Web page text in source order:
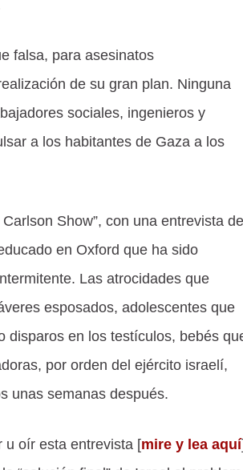
falsa, para asesinatos
de su gran plan. Ninguna
sociales, ingenieros y
a los habitantes de Gaza a los
Show”, con una entrevista de
en Oxford que ha sido
Las atrocidades que
esposados, adolescentes que
disparos en los testículos, bebés
por orden del ejército israelí,
unas semanas después.
u oír esta entrevista [mire y lea aquí